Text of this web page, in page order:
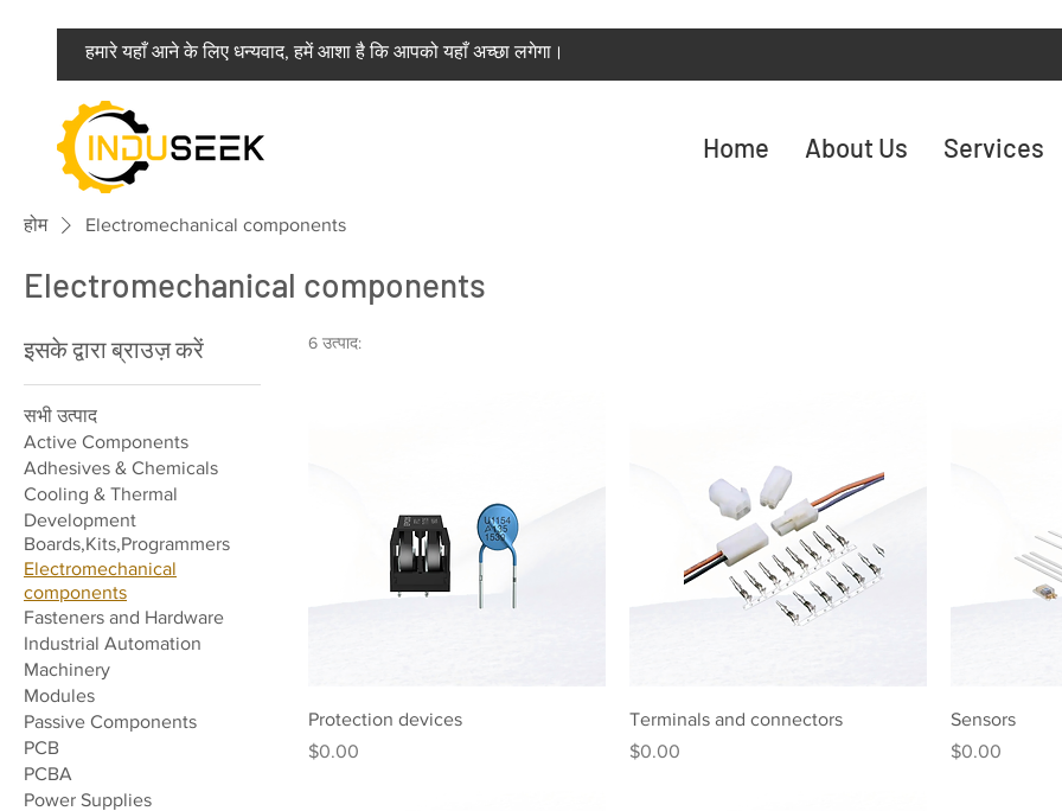
हमारे यहाँ आने के लिए धन्यवाद, हमें आशा है कि आपको यहाँ अच्छा लगेगा।
Home About Us Services
होम Electromechanical components
Electromechanical components
इसके द्वारा ब्राउज़ करें
सभी उत्पाद
Active Components
Adhesives & Chemicals
Cooling & Thermal
Development
Boards,Kits,Programmers
Electromechanical
components
Fasteners and Hardware
Industrial Automation
Machinery
Modules
Passive Components
PCB
PCBA
Power Supplies
6 उत्पाद:
Protection devices
मूल्य
$0.00
Terminals and connectors
मूल्य
$0.00
Sensors
मूल्य
$0.00